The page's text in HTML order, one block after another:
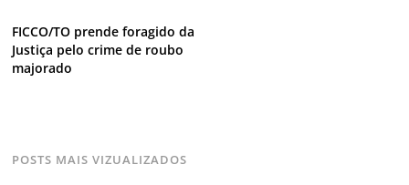
FICCO/TO prende foragido da
Justiça pelo crime de roubo
majorado
POSTS MAIS VIZUALIZADOS